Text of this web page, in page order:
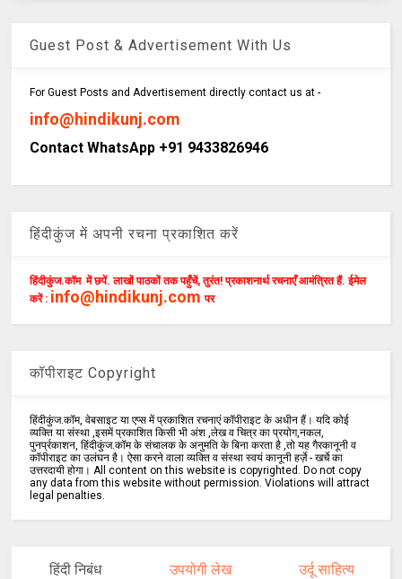
Guest Post & Advertisement With Us
For Guest Posts and Advertisement directly contact us at -
info@hindikunj.com
Contact WhatsApp +91 9433826946
हिंदीकुंज में अपनी रचना प्रकाशित करें
हिंदीकुंज.कॉम में छपें. लाखों पाठकों तक पहुँचें, तुरंत! प्रकाशनार्थ रचनाएँ आमंत्रित हैं. ईमेल
करें : info@hindikunj.com पर
कॉपीराइट Copyright
हिंदीकुंज.कॉम, वेबसाइट या एप्स में प्रकाशित रचनाएं कॉपीराइट के अधीन हैं। यदि कोई
व्यक्ति या संस्था ,इसमें प्रकाशित किसी भी अंश ,लेख व चित्र का प्रयोग,नकल,
पुनर्प्रकाशन, हिंदीकुंज.कॉम के संचालक के अनुमति के बिना करता है ,तो यह गैरकानूनी व
कॉपीराइट का उलंघन है। ऐसा करने वाला व्यक्ति व संस्था स्वयं कानूनी हर्ज़े - खर्चे का
उत्तरदायी होगा। All content on this website is copyrighted. Do not copy
any data from this website without permission. Violations will attract
legal penalties.
हिंदी निबंध उपयोगी लेख उर्दू साहित्य